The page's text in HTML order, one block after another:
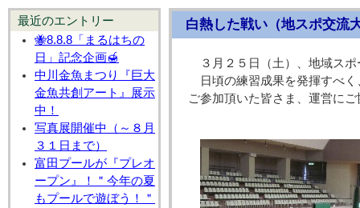
最近のエントリー
🐝8.8.8「まるはちの
日」記念企画🍯
中川金魚まつり『巨大
金魚共創アート』展示
中！
写真展開催中（～８月
３１日まで）
富田プールが『プレオ
ープン』！＂今年の夏
もプールで遊ぼう！＂
白熱した戦い（地スポ交流
３月２５日（土）、地域ス
日頃の練習成果を発揮すべく
ご参加頂いた皆さま、運営に